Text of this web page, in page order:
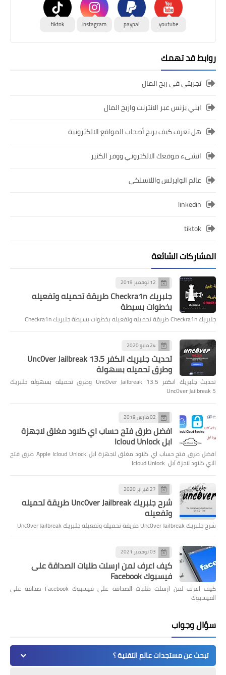
youtube
paypal
instagram
tiktok
روابط قد تهمك
تجربتي في ربح المال
ابني بزنس عبر الانترنت واربح المال
هل تعرف كيف يربح أصحاب المواقع الالكترونية
انشىء موقعك الالكتروني ووفر الكثير
عالم الوايرلس واللاسلكي
linkedin
tiktok
المشاركات الشائعة
12 نوفمبر 2019
جلبريك Checkra1n طريقة تحميله وتفعيله
بخطوات بسيطة
جلبريك Checkra1n طريقة تحميله وتفعيله بخطوات بسيطة جلبريك Checkra1n
24 مايو 2020
تحديث جلبريك انكفر Unc0ver Jailbreak 13.5
وطرق تحميله بسهولة
تحديث جلبريك انكفر Unc0ver Jailbreak 13.5 وطرق تحميله بسهولة جلبريك
Unc0ver Jailbreak 5
02 مارس 2019
افضل طرق فتح حساب اي كلاود مغلق لاجهزة
ابل Icloud Unlock
افضل طرق فتح حساب اي كلاود مغلق لاجهزة ابل Apple Icloud Unlock طرق فتح
الاي كلاود لاجزة آبل Icloud Unlock
27 فبراير 2020
شرح جلبريك Unc0ver Jailbreak طريقة تحميله
وتفعيله
شرح جلبريك Unc0ver Jailbreak طريقة تحميله وتفعيله جلبريك Unc0ver Jailbreak
03 نوفمبر 2021
كيف اعرف لمن ارسلت طلبات الصداقة على
فيسبوك Facebook
كيف اعرف لمن ارسلت طلبات الصداقة على فيسبوك Facebook صداقة على
الفيسبوك
سؤال وجواب
تبحث عن مستجدات عالم التقنية ؟